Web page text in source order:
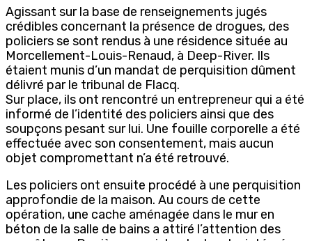
Agissant sur la base de renseignements jugés
crédibles concernant la présence de drogues, des
policiers se sont rendus à une résidence située au
Morcellement-Louis-Renaud, à Deep-River. Ils
étaient munis d’un mandat de perquisition dûment
délivré par le tribunal de Flacq.
Sur place, ils ont rencontré un entrepreneur qui a été
informé de l’identité des policiers ainsi que des
soupçons pesant sur lui. Une fouille corporelle a été
effectuée avec son consentement, mais aucun
objet compromettant n’a été retrouvé.
Les policiers ont ensuite procédé à une perquisition
approfondie de la maison. Au cours de cette
opération, une cache aménagée dans le mur en
béton de la salle de bains a attiré l’attention des